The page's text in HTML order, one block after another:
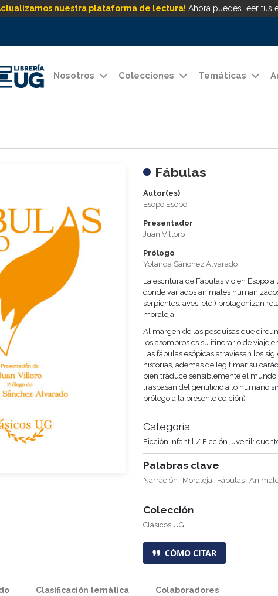
nuestra plataforma de lectura! Ahora puedes leer tus
Nosotros Colecciones Temáticas
Fábulas
Autor(es)
Esopo Esopo
Presentador
Juan Villoro
Prólogo
Yolanda Sánchez Alvarado
La escritura de Fábulas vio en Esopo
donde variados animales
serpientes, aves, etc.) protagonizan
moraleja.
Al margen de las pesquisas que
los asombros es su itinerario de viaje
Las fábulas esópicas atraviesan los
historias, además de legitimar su
bien traduce sensiblemente el mundo
traspasan del gentilicio a lo humano
prólogo a la presente edición)
Categoría
Ficción infantil / Ficción juvenil:
Palabras clave
Narración Moraleja Fábulas
Colección
Clásicos UG
CÓMO CITAR
Clasificación temática Colaboradores